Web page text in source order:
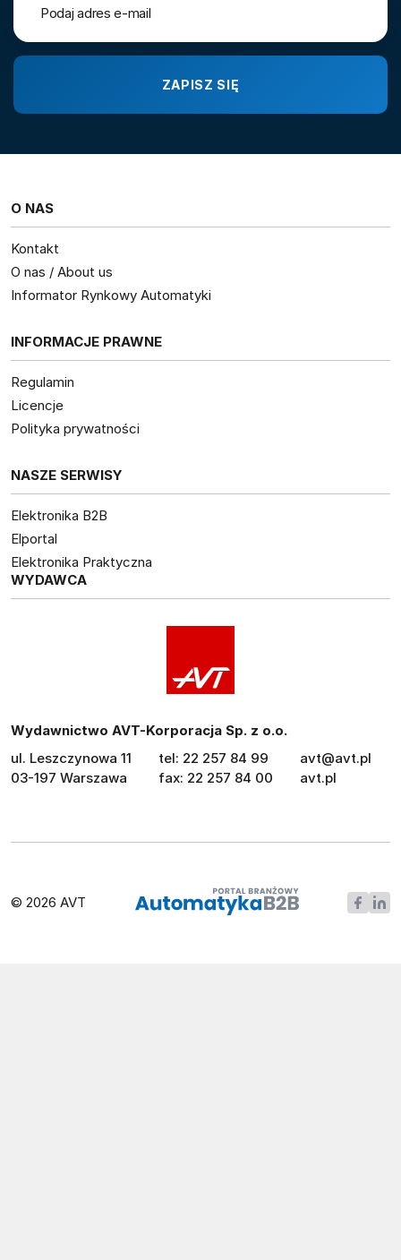
O NAS
Kontakt
O nas / About us
Informator Rynkowy Automatyki
INFORMACJE PRAWNE
Regulamin
Licencje
Polityka prywatności
NASZE SERWISY
Elektronika B2B
Elportal
Elektronika Praktyczna
WYDAWCA
Wydawnictwo AVT-Korporacja Sp. z o.o.
ul. Leszczynowa 11
03-197 Warszawa
tel: 22 257 84 99
fax: 22 257 84 00
avt@avt.pl
avt.pl
© 2026 AVT